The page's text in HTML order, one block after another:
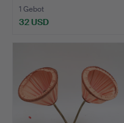
1 Gebot
32 USD